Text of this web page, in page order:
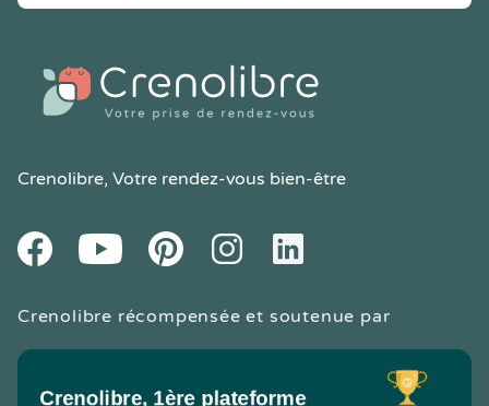
Crenolibre, Votre rendez-vous bien-être
FacebookYoutube PinteresetInstagramLinkedIn
Crenolibre récompensée et soutenue par